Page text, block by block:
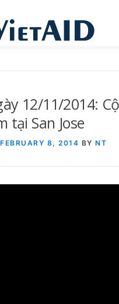
CỘNG ĐỒNG SINH
12/11/2014:
tại San Jose
FEBRUARY 8, 2014 BY NT